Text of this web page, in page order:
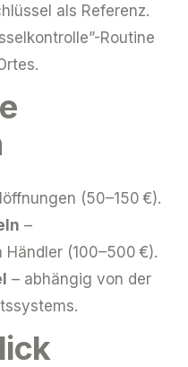
als Referenz.
Routine
(50–150 €).
–
(100–500 €).
– abhängig von der